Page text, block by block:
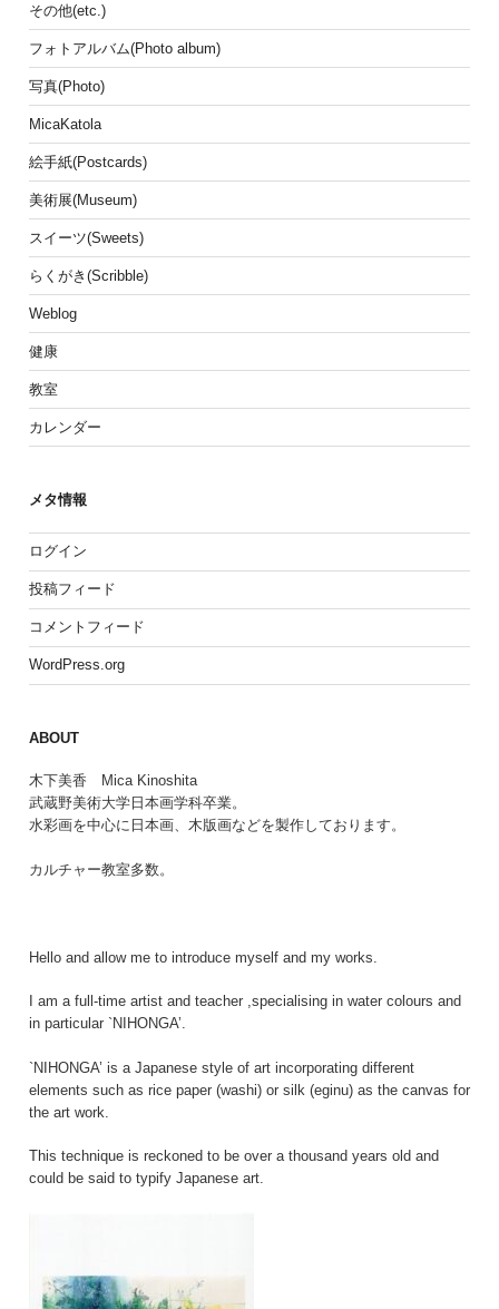
その他(etc.)
フォトアルバム(Photo album)
写真(Photo)
MicaKatola
絵手紙(Postcards)
美術展(Museum)
スイーツ(Sweets)
らくがき(Scribble)
Weblog
健康
教室
カレンダー
メタ情報
ログイン
投稿フィード
コメントフィード
WordPress.org
ABOUT
木下美香 Mica Kinoshita
武蔵野美術大学日本画学科卒業。
水彩画を中心に日本画、木版画などを製作しております。
カルチャー教室多数。
Hello and allow me to introduce myself and my works.
I am a full-time artist and teacher ,specialising in water colours and
in particular `NIHONGA’.
`NIHONGA’ is a Japanese style of art incorporating different
elements such as rice paper (washi) or silk (eginu) as the canvas for
the art work.
This technique is reckoned to be over a thousand years old and
could be said to typify Japanese art.